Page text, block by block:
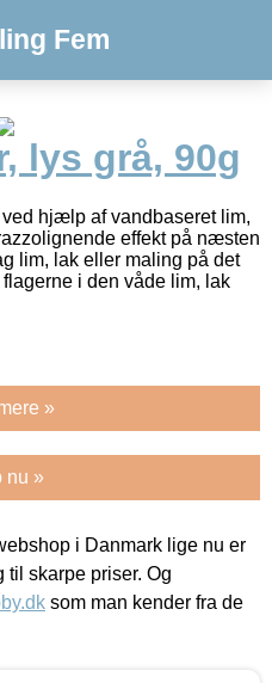
Fem
lys grå, 90g
hjælp af vandbaseret lim,
effekt på næsten
lim, lak eller maling på det
i den våde lim, lak
»
nu »
i Danmark lige nu er
til skarpe priser. Og
som man kender fra de